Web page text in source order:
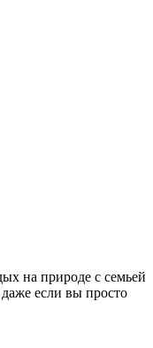
на природе с семьей
если вы просто